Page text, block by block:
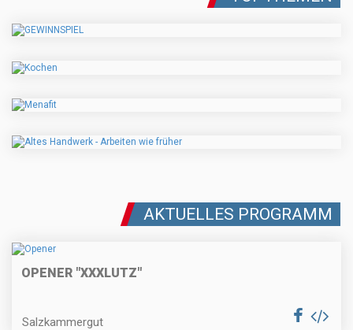
AKTUELLES PROGRAMM
OPENER "XXXLUTZ"
Salzkammergut